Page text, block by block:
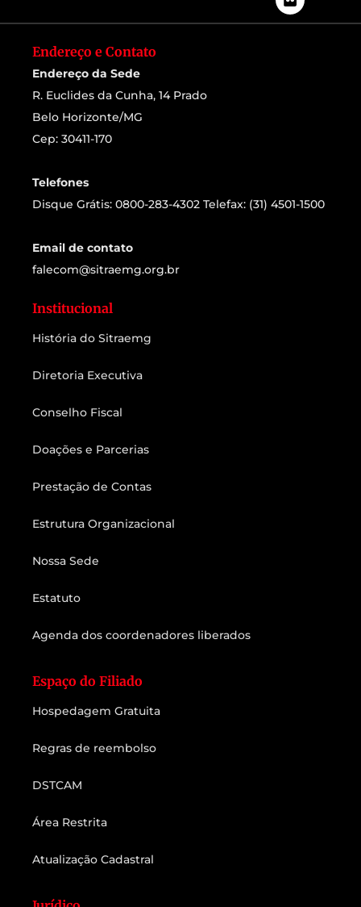
Endereço e Contato
Endereço da Sede
R. Euclides da Cunha, 14 Prado
Belo Horizonte/MG
Cep: 30411-170
Telefones
Disque Grátis: 0800-283-4302 Telefax: (31) 4501-1500
Email de contato
falecom@sitraemg.org.br
Institucional
História do Sitraemg
Diretoria Executiva
Conselho Fiscal
Doações e Parcerias
Prestação de Contas
Estrutura Organizacional
Nossa Sede
Estatuto
Agenda dos coordenadores liberados
Espaço do Filiado
Hospedagem Gratuita
Regras de reembolso
DSTCAM
Área Restrita
Atualização Cadastral